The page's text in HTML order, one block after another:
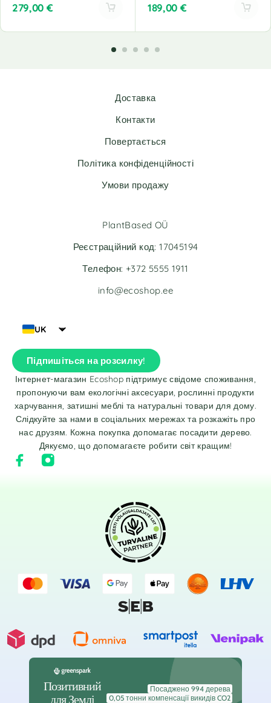
279,00 € 189,00 €
t
a
v
:
Доставка
Контакти
Повертається
Політика конфіденційності
Умови продажу
UK
Підпишіться на розсилку!
Інтернет-магазин Ecoshop підтримує свідоме споживання,
пропонуючи вам екологічні аксесуари, рослинні продукти
харчування, затишні меблі та натуральні товари для дому.
Слідкуйте за нами в соціальних мережах та розкажіть про
нас друзям. Кожна покупка допомагає посадити дерево.
Дякуємо, що допомагаєте робити світ кращим!
PlantBased OÜ
Реєстраційний код: 17045194
Телефон: +372 5555 1911
info@ecoshop.ee
Позитивний
для Землі
Посаджено 994 дерева
0,05 тонни компенсації викидів CO2